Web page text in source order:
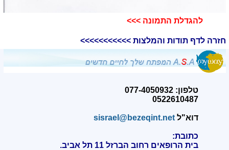
חזרה לדף תודות והמלצות >>>>>>>>>>>
להגדלת התמונה >>>
טלפון: 077-4050932
0522610487
דוא"לsisrael@bezeqint.net
כתובת:
בית הרופאים רחוב הברזל 11 תל אביב.